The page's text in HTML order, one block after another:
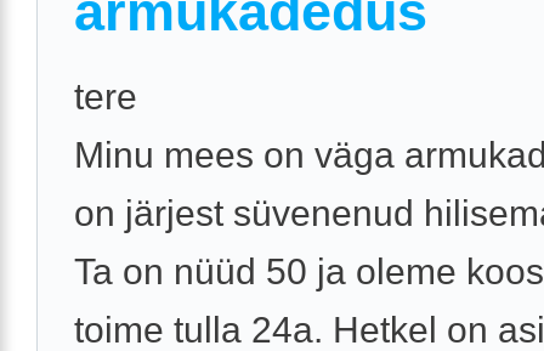
tere
Minu mees on väga
on järjest süvenenud
Ta on nüüd 50 ja oleme
toime tulla 24a. Hetkel on asi